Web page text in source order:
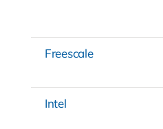
Freescale
Intel